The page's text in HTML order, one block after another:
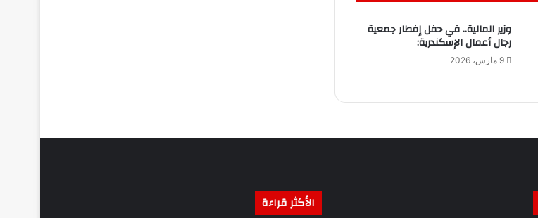
وزير المالية.. في حفل إفطار جمعية
رجال أعمال الإسكندرية:
9 مارس، 2026
الأكثر قراءة